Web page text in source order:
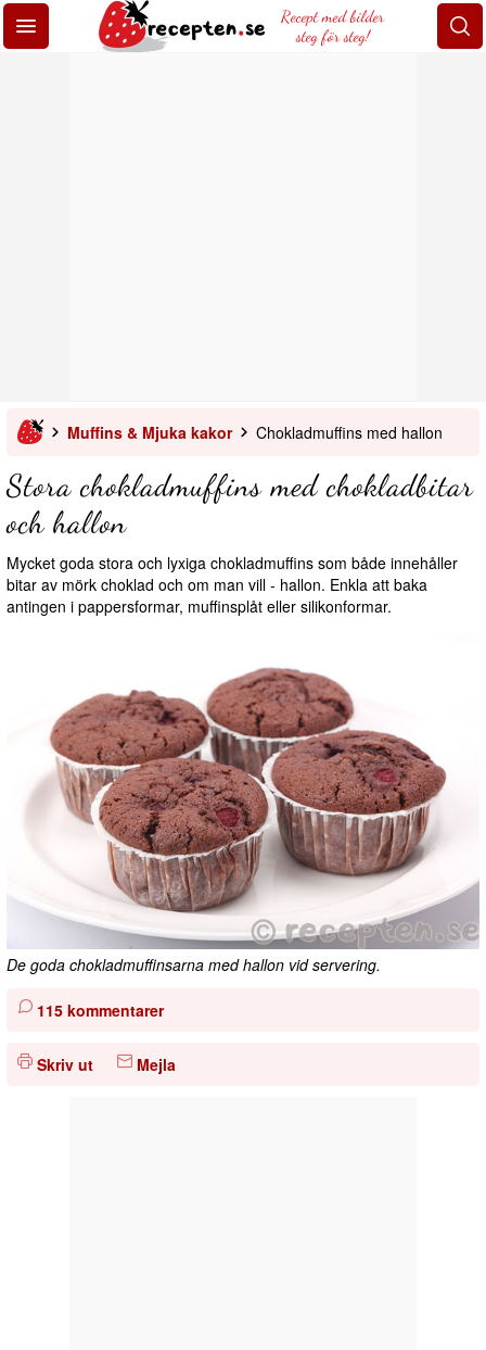
Recept med bilder
steg för steg!
Muffins & Mjuka kakor Chokladmuffins med hallon
Stora chokladmuffins med chokladbitar
och hallon
Mycket goda stora och lyxiga chokladmuffins som både innehåller
bitar av mörk choklad och om man vill - hallon. Enkla att baka
antingen i pappersformar, muffinsplåt eller silikonformar.
De goda chokladmuffinsarna med hallon vid servering.
115 kommentarer
Skriv ut Mejla